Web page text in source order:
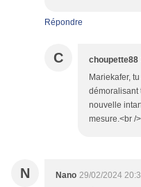
Répondre
C choupette88
Mariekafer,
démoralisant
nouvelle
mesure.<br /
N Nano 29/02/2024